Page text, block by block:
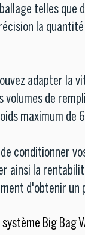
telles que
la
adapter la
de
maximum de
conditionner
ainsi la
d'obtenir un
Big